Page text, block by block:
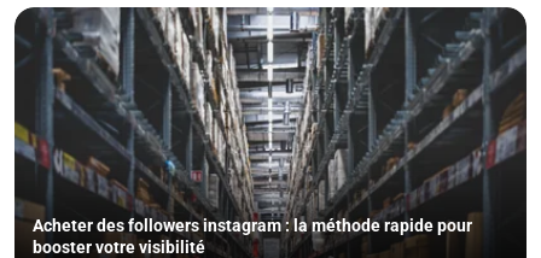
Acheter des followers instagram : la méthode rapide pour
booster votre visibilité